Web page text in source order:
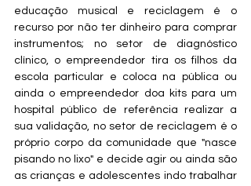
educação musical e reciclagem é o
recurso por não ter dinheiro para comprar
instrumentos; no setor de diagnóstico
clínico, o empreendedor tira os filhos da
escola particular e coloca na pública ou
ainda o empreendedor doa kits para um
hospital público de referência realizar a
sua validação, no setor de reciclagem é o
próprio corpo da comunidade que "nasce
pisando no lixo" e decide agir ou ainda são
as crianças e adolescentes indo trabalhar